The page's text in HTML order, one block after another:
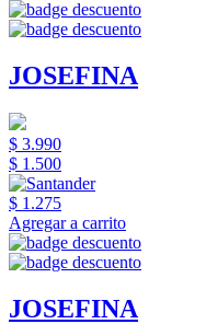
JOSEFINA
$ 3.990
$ 1.500
$ 1.275
Agregar a carrito
JOSEFINA